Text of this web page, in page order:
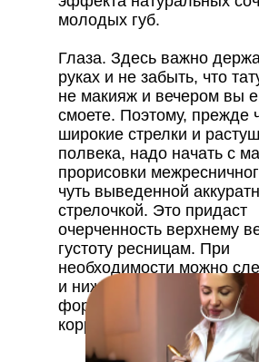
молодых губ.
Глаза. Здесь важно
руках и не забыть, что
не макияж и вечером вы
смоете. Поэтому, прежде
широкие стрелки и
полвека, надо начать с
прорисовки
чуть выведенной
стрелочкой. Это придаст
очерченность верхнему
густоту ресницам. При
необходимости можно
и нижнее веко — при
форме глаза для
коррекции.